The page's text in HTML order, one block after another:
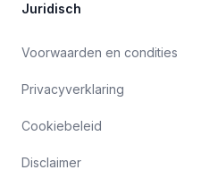
Juridisch
Voorwaarden en condities
Privacyverklaring
Cookiebeleid
Disclaimer